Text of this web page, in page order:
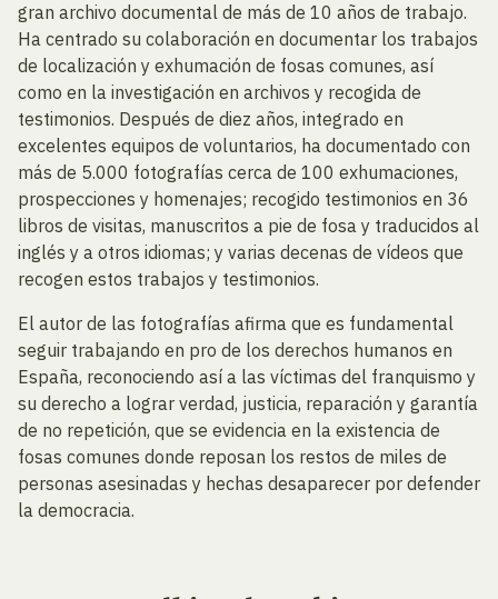
gran archivo documental de más de 10 años de trabajo.
Ha centrado su colaboración en documentar los trabajos
de localización y exhumación de fosas comunes, así
como en la investigación en archivos y recogida de
testimonios. Después de diez años, integrado en
excelentes equipos de voluntarios, ha documentado con
más de 5.000 fotografías cerca de 100 exhumaciones,
prospecciones y homenajes; recogido testimonios en 36
libros de visitas, manuscritos a pie de fosa y traducidos al
inglés y a otros idiomas; y varias decenas de vídeos que
recogen estos trabajos y testimonios.
El autor de las fotografías afirma que es fundamental
seguir trabajando en pro de los derechos humanos en
España, reconociendo así a las víctimas del franquismo y
su derecho a lograr verdad, justicia, reparación y garantía
de no repetición, que se evidencia en la existencia de
fosas comunes donde reposan los restos de miles de
personas asesinadas y hechas desaparecer por defender
la democracia.